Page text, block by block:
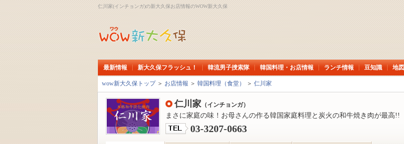
仁川家(インチョンガ)の新大久保お店情報のWOW新大久保
最新情報 新大久保フラッシュ！ 韓流男子捜索隊 韓国料理・お店情報 ランチ情報 豆知識 地図
wow新大久保トップ＞ お店情報 ＞ 韓国料理（食堂） ＞ 仁川家
仁川家 （インチョンガ）
まさに家庭の味！お母さんの作る韓国家庭料理と炭火の和牛焼き肉が最高!!
03-3207-0663